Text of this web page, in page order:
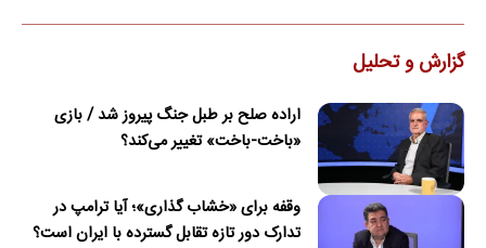
گزارش و تحلیل
اراده صلح بر طبل جنگ پیروز شد / بازی
«باخت-باخت» تغییر می‌کند؟
وقفه برای «خشاب گذاری»؛ آیا ترامپ در
تدارک دور تازه تقابل گسترده با ایران است؟